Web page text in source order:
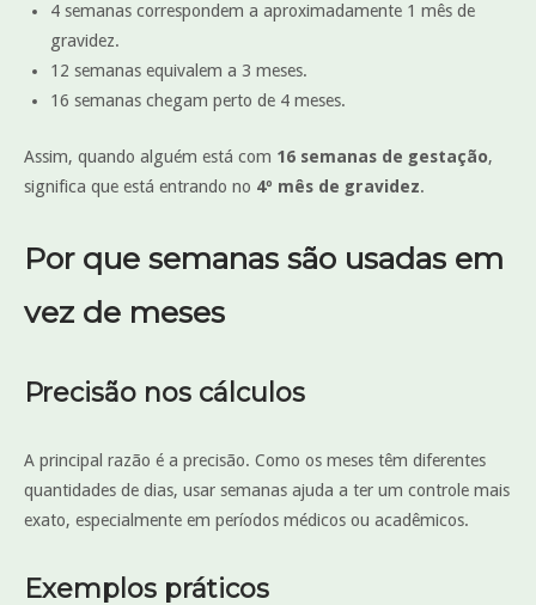
4 semanas correspondem a aproximadamente 1 mês de
gravidez.
12 semanas equivalem a 3 meses.
16 semanas chegam perto de 4 meses.
Assim, quando alguém está com 16 semanas de gestação,
significa que está entrando no 4º mês de gravidez.
Por que semanas são usadas em
vez de meses
Precisão nos cálculos
A principal razão é a precisão. Como os meses têm diferentes
quantidades de dias, usar semanas ajuda a ter um controle mais
exato, especialmente em períodos médicos ou acadêmicos.
Exemplos práticos